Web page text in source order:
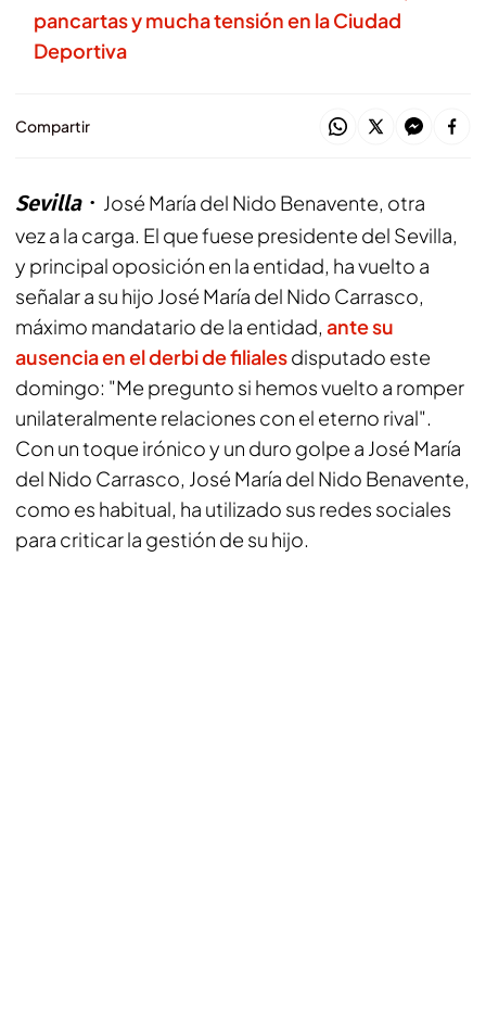
pancartas y mucha tensión en la Ciudad
Deportiva
Compartir
Sevilla
José María del Nido Benavente, otra
veza la carga. El que fuese presidente del Sevilla,
y principal oposición en la entidad, ha vuelto a
señalar a su hijo José María del Nido Carrasco,
máximo mandatario de la entidad, ante su
ausencia en el derbi de filialesdisputado este
domingo: "Me pregunto si hemos vuelto a romper
unilateralmente relaciones con el eterno rival".
Con un toque irónico y un duro golpe a José María
del Nido Carrasco, José María del Nido Benavente,
como es habitual, ha utilizado sus redes sociales
para criticar la gestión de su hijo.